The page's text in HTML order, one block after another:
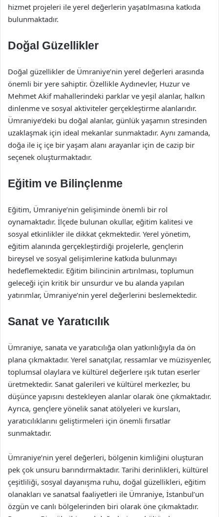
hizmet projeleri ile yerel değerlerin yaşatılmasına katkıda
bulunmaktadır.
Doğal Güzellikler
Doğal güzellikler de Ümraniye’nin yerel değerleri arasında
önemli bir yere sahiptir. Özellikle Aydınevler, Huzur ve
Mehmet Akif mahallerindeki parklar ve yeşil alanlar, halkın
dinlenme ve sosyal aktiviteler gerçekleştirme alanlarıdır.
Ümraniye’deki bu doğal alanlar, günlük yaşamın stresinden
uzaklaşmak için ideal mekanlar sunmaktadır. Aynı zamanda,
doğa ile iç içe bir yaşam alanı arayanlar için de cazip bir
seçenek oluşturmaktadır.
Eğitim ve Bilinçlenme
Eğitim, Ümraniye’nin gelişiminde önemli bir rol
oynamaktadır. İlçede bulunan okullar, eğitim kalitesi ve
sosyal etkinlikler ile dikkat çekmektedir. Yerel yönetim,
eğitim alanında gerçekleştirdiği projelerle, gençlerin
bireysel ve sosyal gelişimlerine katkıda bulunmayı
hedeflemektedir. Eğitim bilincinin artırılması, toplumun
geleceği için kritik bir unsurdur ve bu alanda yapılan
yatırımlar, Ümraniye’nin yerel değerlerini beslemektedir.
Sanat ve Yaratıcılık
Ümraniye, sanata ve yaratıcılığa olan yatkınlığıyla da ön
plana çıkmaktadır. Yerel sanatçılar, ressamlar ve müzisyenler,
toplumsal olaylara ve kültürel değerlere ışık tutan eserler
üretmektedir. Sanat galerileri ve kültürel merkezler, bu
düşünce yapısını destekleyen alanlar olarak öne çıkmaktadır.
Ayrıca, gençlere yönelik sanat atölyeleri ve kursları,
yaratıcılıklarını geliştirmeleri için önemli fırsatlar
sunmaktadır.
Ümraniye’nin yerel değerleri, bölgenin kimliğini oluşturan
pek çok unsuru barındırmaktadır. Tarihi derinlikleri, kültürel
çeşitliliği, sosyal dayanışma ruhu, doğal güzellikleri, eğitim
olanakları ve sanatsal faaliyetleri ile Ümraniye, İstanbul’un
özgün ve canlı bölgelerinden biri olarak öne çıkmaktadır.